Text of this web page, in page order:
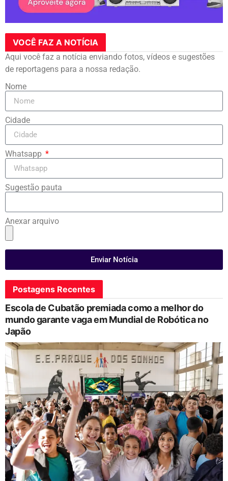
VOCÊ FAZ A NOTÍCIA
Aqui você faz a notícia enviando fotos, vídeos e sugestões
de reportagens para a nossa redação.
Nome
Cidade
Whatsapp
Sugestão pauta
Anexar arquivo
Enviar Notícia
Postagens Recentes
Escola de Cubatão premiada como a melhor do
mundo garante vaga em Mundial de Robótica no
Japão